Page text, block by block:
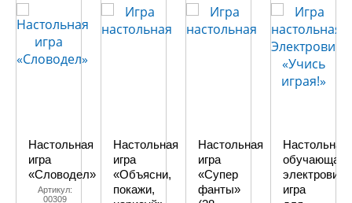
Настольная
игра
«Словодел»
Артикул:
00309
Настольная
игра
«Объясни,
покажи,
Настольная
игра
«Супер
фанты»
Настольная
обучающая
игра